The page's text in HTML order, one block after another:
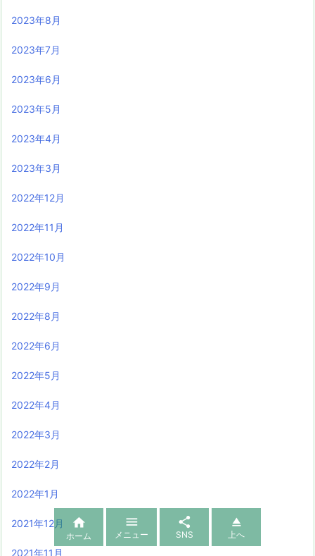
2023年8月
2023年7月
2023年6月
2023年5月
2023年4月
2023年3月
2022年12月
2022年11月
2022年10月
2022年9月
2022年8月
2022年6月
2022年5月
2022年4月
2022年3月
2022年2月
2022年1月
2021年12月
2021年11月

ホーム

メニュー

SNS

上へ